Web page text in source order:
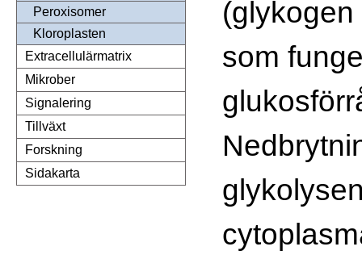
Peroxisomer
Kloroplasten
Extracellulärmatrix
Mikrober
Signalering
Tillväxt
Forskning
Sidakarta
som